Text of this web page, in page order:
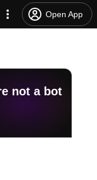
Open App
not a bot